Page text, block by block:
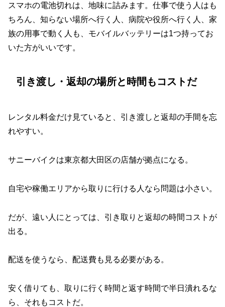
スマホの電池切れは、地味に詰みます。仕事で使う人はも
ちろん、知らない場所へ行く人、病院や役所へ行く人、家
族の用事で動く人も、モバイルバッテリーは1つ持ってお
いた方がいいです。
引き渡し・返却の場所と時間もコストだ
レンタル料金だけ見ていると、引き渡しと返却の手間を忘
れやすい。
サニーバイクは東京都大田区の店舗が拠点になる。
自宅や稼働エリアから取りに行ける人なら問題は小さい。
だが、遠い人にとっては、引き取りと返却の時間コストが
出る。
配送を使うなら、配送費も見る必要がある。
安く借りても、取りに行く時間と返す時間で半日潰れるな
ら、それもコストだ。